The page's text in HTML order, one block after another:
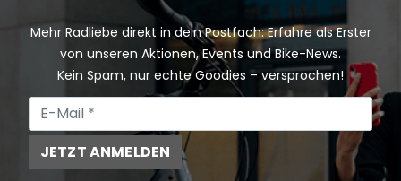
Mehr Radliebe direkt in dein Postfach: Erfahre als Erster
von unseren Aktionen, Events und Bike-News.
Kein Spam, nur echte Goodies – versprochen!
JETZT ANMELDEN